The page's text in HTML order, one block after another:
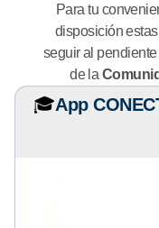
Para tu
disposición
seguir al pendiente
de la
🎓App